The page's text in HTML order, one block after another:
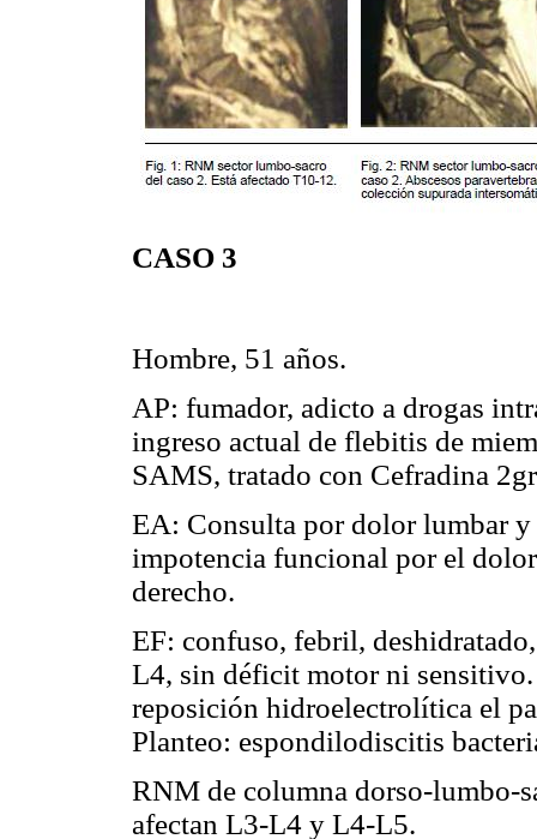
CASO 3
Hombre, 51 años.
AP: fumador, adicto a drogas
ingreso actual de flebitis de
SAMS, tratado con Cefradina
EA: Consulta por dolor lumbar
impotencia funcional por el
derecho.
EF: confuso, febril,
L4, sin déficit motor ni
reposición hidroelectrolítica el
Planteo: espondilodiscitis
RNM de columna dorso-lumbo-
afectan L3-L4 y L4-L5.